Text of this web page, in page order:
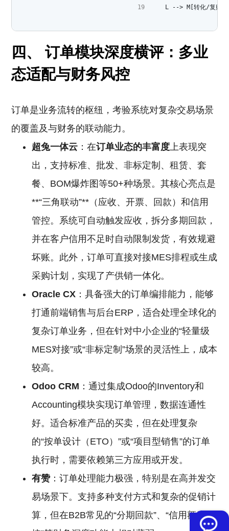
    L --> M[转化/复购]
四、 订单模块深度横评：多业
态适配与财务风控
订单是业务流转的枢纽，考验系统对复杂交易场景
的覆盖及与财务的联动能力。
超兔一体云 ：在订单业态的丰富度上表现突
出，支持标准、批发、非标定制、租赁、套
餐、BOM爆炸图等50+种场景。其核心亮点是
**“三角联动”**（应收、开票、回款）和信用
管控。系统可自动触发应收，拆分多期回款，
并在客户信用不足时自动限制发货，有效规避
坏账。此外，订单可直接对接MES排程或生成
采购计划，实现了产供销一体化。
Oracle CX ：具备强大的订单编排能力，能够
打通前端销售与后台ERP，适合处理全球化的
复杂订单业务，但在针对中小企业的“轻量级
MES对接”或“非标定制”场景的灵活性上，成本
较高。
Odoo CRM ：通过集成Odoo的Inventory和
Accounting模块实现订单管理，数据连通性
好。适合标准产品的买卖，但在处理复杂
的“按单设计（ETO）”或“项目型销售”的订单
执行时，需要依赖第三方应用或开发。
有赞：订单处理能力极强，特别是在高并发交
易场景下。支持多种支付方式和复杂的促销计
算，但在B2B常见的“分期回款”、“信用额度管